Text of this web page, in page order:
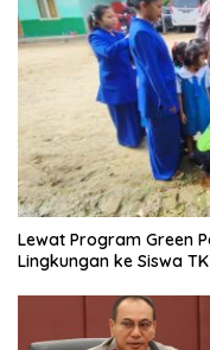
Lewat Program Green
Lingkungan ke Siswa